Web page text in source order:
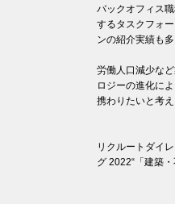
バックオフィス
するタスクフォ
ンの紹介実績も多
労働人口減少な
ロジーの進化に
携わりたいと考
リクルートダイ
グ 2022“「建築